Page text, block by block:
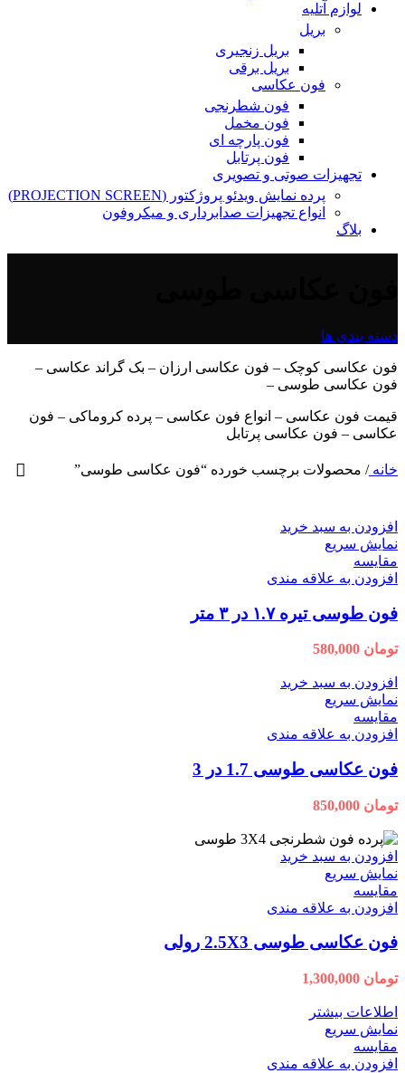
لوازم آتلیه
بریل
بریل زنجیری
بریل برقی
فون عکاسی
فون شطرنجی
فون مخمل
فون پارچه ای
فون پرتابل
تجهیزات صوتی و تصویری
پرده نمایش ویدئو پروژکتور (PROJECTION SCREEN)
انواع تجهیزات صدابرداری و میکروفون
بلاگ
دسته بندی ها
فون عکاسی کوچک – فون عکاسی ارزان – بک گراند عکاسی –
فون عکاسی طوسی –
قیمت فون عکاسی – انواع فون عکاسی – پرده کروماکی – فون
عکاسی – فون عکاسی پرتابل
خانه/ محصولات برچسب خورده “فون عکاسی طوسی”
افزودن به سبد خرید
نمایش سریع
مقايسه
افزودن به علاقه مندی
فون طوسی تیره ۱.۷ در ۳ متر
تومان
افزودن به سبد خرید
نمایش سریع
مقايسه
افزودن به علاقه مندی
فون عکاسی طوسی 1.7 در 3
تومان
افزودن به سبد خرید
نمایش سریع
مقايسه
افزودن به علاقه مندی
فون عکاسی طوسی 2.5X3 رولی
تومان
اطلاعات بیشتر
نمایش سریع
مقايسه
افزودن به علاقه مندی